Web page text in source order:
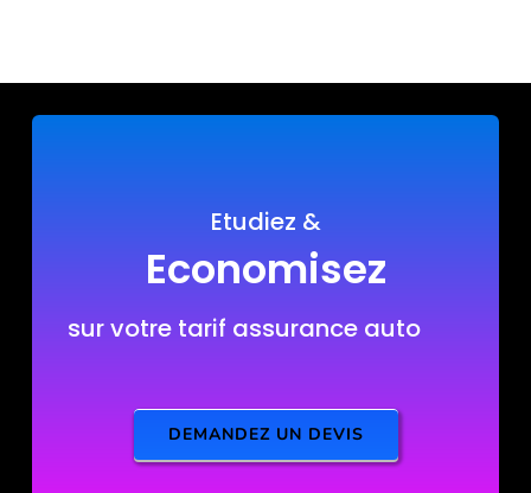
Etudiez &
Economisez
sur votre tarif assurance auto
DEMANDEZ UN DEVIS